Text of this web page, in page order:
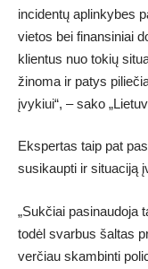
incidentų aplinkybes
vietos bei finansiniai
klientus nuo tokių
žinoma ir patys
įvykiui“, – sako
Ekspertas taip pat
susikaupti ir situaciją
„Sukčiai pasinaudoja
todėl svarbus šaltas
verčiau skambinti